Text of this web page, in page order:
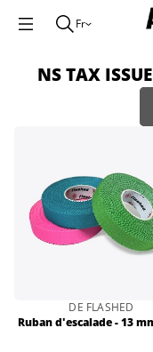
Fr
NS TAX
DE FLASHED
Ruban d'escalade - 13